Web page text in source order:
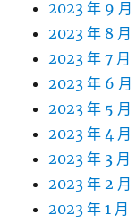
2023 年 9 月
2023 年 8 月
2023 年 7 月
2023 年 6 月
2023 年 5 月
2023 年 4 月
2023 年 3 月
2023 年 2 月
2023 年 1 月